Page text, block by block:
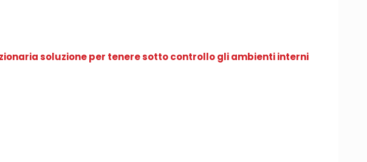
soluzione per tenere sotto controllo gli ambienti interni